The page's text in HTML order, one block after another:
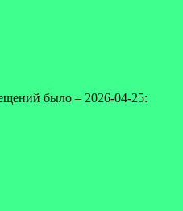
было – 2026-04-25: